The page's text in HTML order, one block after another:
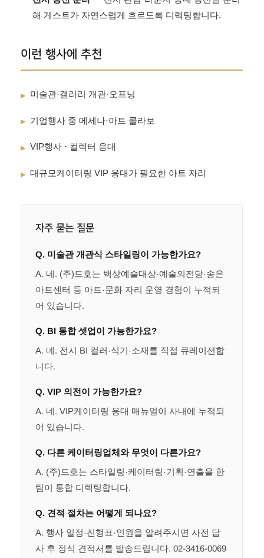
해 게스트가 자연스럽게 흐르도록 디렉팅합니다.
이런 행사에 추천
▸ 미술관·갤러리 개관·오프닝
▸ 기업행사 중 메세나·아트 콜라보
▸ VIP행사 · 컬렉터 응대
▸ 대규모케이터링 VIP 응대가 필요한 아트 자리
자주 묻는 질문
Q. 미술관 개관식 스타일링이 가능한가요?
A. 네. (주)드호는 백상예술대상·예술의전당·송은
아트센터 등 아트·문화 자리 운영 경험이 누적되
어 있습니다.
Q. BI 통합 셋업이 가능한가요?
A. 네. 전시 BI 컬러·식기·소재를 직접 큐레이션합
니다.
Q. VIP 의전이 가능한가요?
A. 네. VIP케이터링 응대 매뉴얼이 사내에 누적되
어 있습니다.
Q. 다른 케이터링업체와 무엇이 다른가요?
A. (주)드호는 스타일링·케이터링·기획·연출을 한
팀이 통합 디렉팅합니다.
Q. 견적 절차는 어떻게 되나요?
A. 행사 일정·진행표·인원을 알려주시면 사전 답
사 후 정식 견적서를 발송드립니다. 02-3416-0069